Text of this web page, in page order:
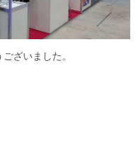
ざいました。